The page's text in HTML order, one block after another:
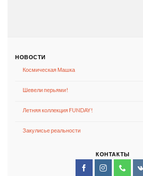
НОВОСТИ
Космическая Машка
Шевели перьями!
Летняя коллекция FUNDAY!
Закулисье реальности
КОНТАКТЫ